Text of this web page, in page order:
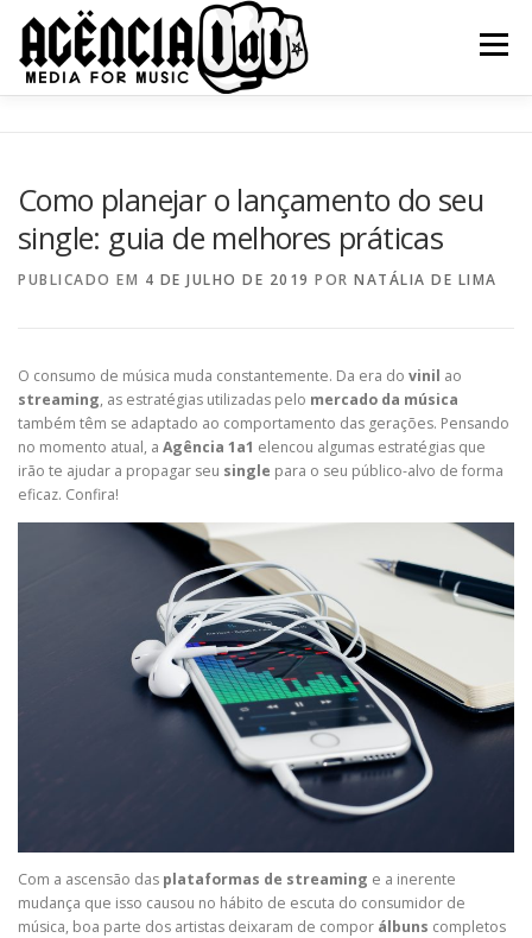
para
conteúdo
Menu
BLOG CONTATO
Como planejar o lançamento do seu
single: guia de melhores práticas
PUBLICADO EM 4 DE JULHO DE 2019 POR NATÁLIA DE LIMA
O consumo de música muda constantemente. Da era do vinil ao
streaming, as estratégias utilizadas pelo mercado da música
também têm se adaptado ao comportamento das gerações. Pensando
no momento atual, a Agência 1a1 elencou algumas estratégias que
irão te ajudar a propagar seu single para o seu público-alvo de forma
eficaz. Confira!
Com a ascensão das plataformas de streaming e a inerente
mudança que isso causou no hábito de escuta do consumidor de
música, boa parte dos artistas deixaram de compor álbuns completos